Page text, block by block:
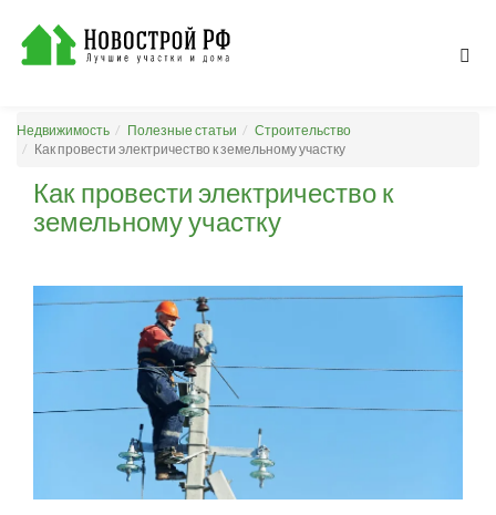
Недвижимость Полезные статьи
Строительство
Как провести электричество к земельному участку
Как провести электричество к
земельному участку